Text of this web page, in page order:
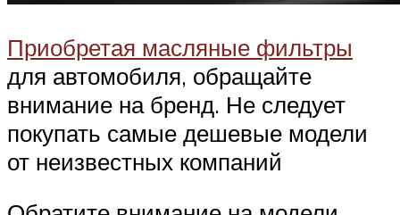
Приобретая масляные фильтры
для автомобиля, обращайте
внимание на бренд. Не следует
покупать самые дешевые модели
от неизвестных компаний